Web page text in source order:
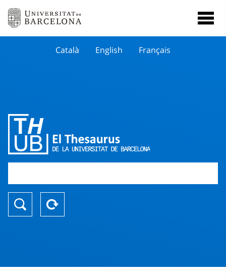
Català English Français